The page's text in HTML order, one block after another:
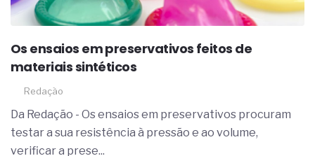
Os ensaios em preservativos feitos de
materiais sintéticos
Redação
Da Redação - Os ensaios em preservativos procuram
testar a sua resistência à pressão e ao volume,
verificar a prese...